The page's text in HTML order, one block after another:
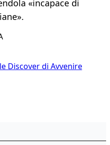
«incapace di
Discover di Avvenire